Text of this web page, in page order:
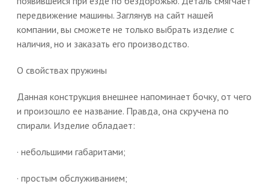
передвижение машины. Заглянув на сайт нашей
компании, вы сможете не только выбрать изделие с
наличия, но и заказать его производство.
О свойствах пружины
Данная конструкция внешнее напоминает бочку, от чего
и произошло ее название. Правда, она скручена по
спирали. Изделие обладает:
· небольшими габаритами;
· простым обслуживанием;